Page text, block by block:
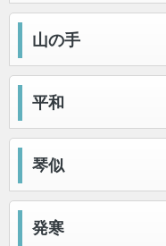
山の手
平和
琴似
発寒